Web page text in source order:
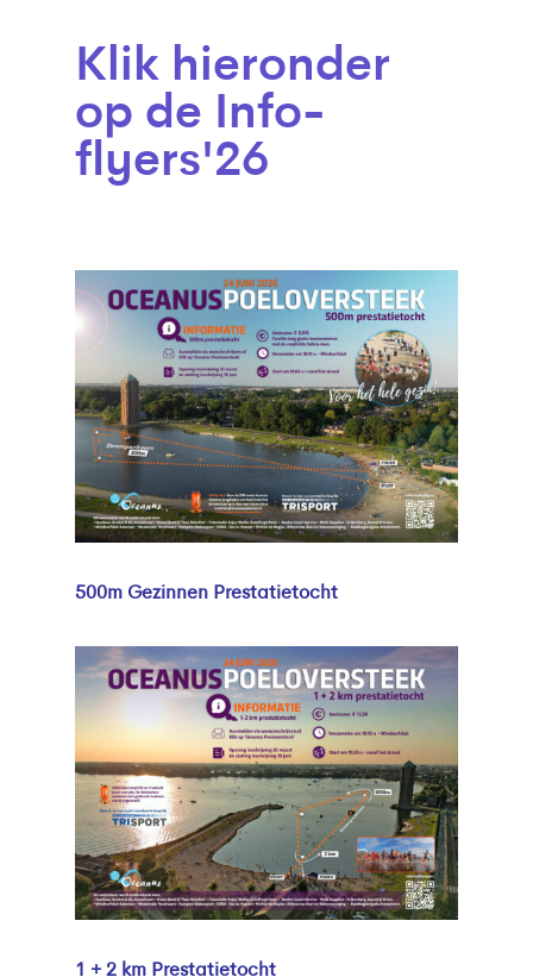
Klik hieronder
op de Info-
flyers'26
500m Gezinnen Prestatietocht
1 + 2 km Prestatietocht